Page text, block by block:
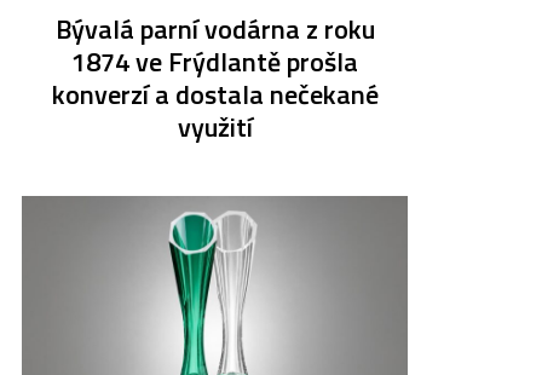
Bývalá parní vodárna z roku
1874 ve Frýdlantě prošla
konverzí a dostala nečekané
využití